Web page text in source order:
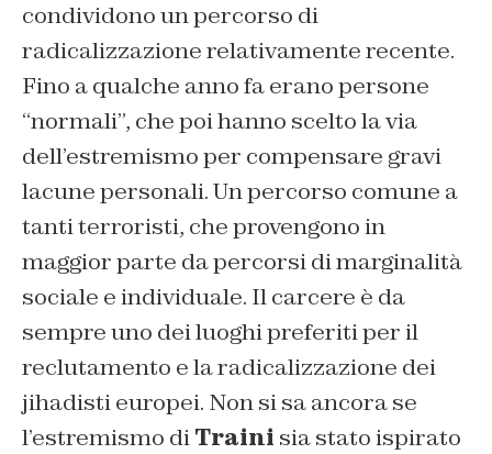
condividono un percorso di
radicalizzazione relativamente recente.
Fino a qualche anno fa erano persone
“normali”, che poi hanno scelto la via
dell’estremismo per compensare gravi
lacune personali. Un percorso comune a
tanti terroristi, che provengono in
maggior parte da percorsi di marginalità
sociale e individuale. Il carcere è da
sempre uno dei luoghi preferiti per il
reclutamento e la radicalizzazione dei
jihadisti europei. Non si sa ancora se
l’estremismo diTraini sia stato ispirato